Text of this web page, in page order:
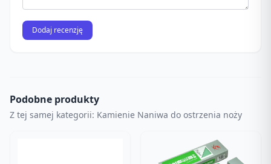
Dodaj recenzję
Podobne produkty
Z tej samej kategorii: Kamienie Naniwa do ostrzenia noży